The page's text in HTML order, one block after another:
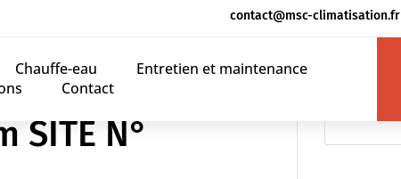
contact@msc-climatisation.fr
Chauffe-eau
Entretien et maintenance
Contact
SITE N°